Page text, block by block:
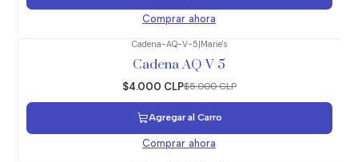
Comprar ahora
Cadena-AQ-V-5|Marie's
Cadena AQ V 5
$4.000 CLP$5.000 CLP
Agregar al Carro
Comprar ahora